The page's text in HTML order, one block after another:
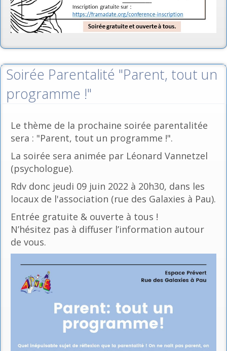
Soirée Parentalité "Parent, tout un
programme !"
Le thème de la prochaine soirée parentalitée
sera : "Parent, tout un programme !".
La soirée sera animée par Léonard Vannetzel
(psychologue).
Rdv donc jeudi 09 juin 2022 à 20h30, dans les
locaux de l'association (rue des Galaxies à Pau).
Entrée gratuite & ouverte à tous !
N’hésitez pas à diffuser l’information autour
de vous.